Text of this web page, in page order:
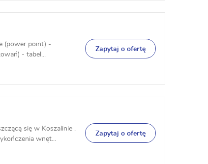
(power point) -
- tabel...
Zapytaj o ofertę
się w Koszalinie .
wnęt...
Zapytaj o ofertę